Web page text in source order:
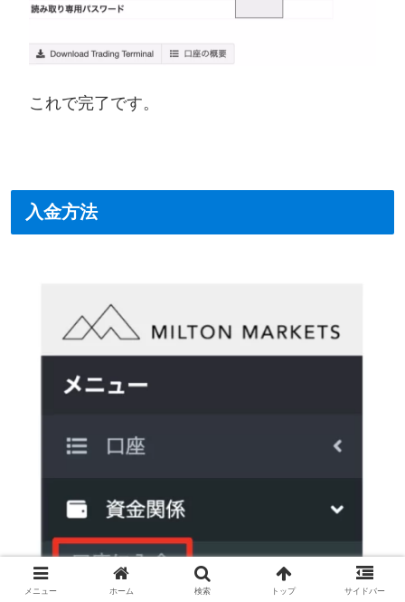
これで完了です。
入金方法
メニュー ホーム 検索 トップ サイドバー